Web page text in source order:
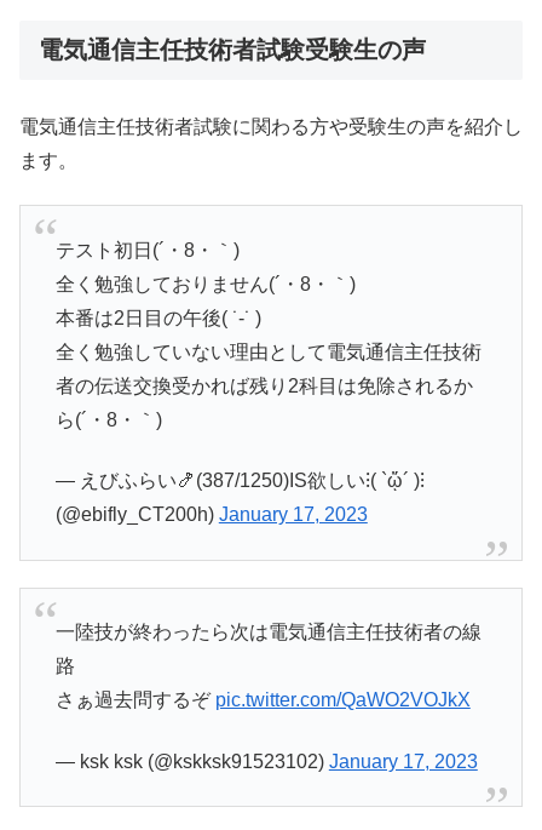
電気通信主任技術者試験受験生の声
電気通信主任技術者試験に関わる方や受験生の声を紹介し
ます。
テスト初日(´・8・｀)
全く勉強しておりません(´・8・｀)
本番は2日目の午後( ˙-˙ )
全く勉強していない理由として電気通信主任技術
者の伝送交換受かれば残り2科目は免除されるか
ら(´・8・｀)
— えびふらい🍤(387/1250)IS欲しい⁝( `ᾥ´ )⁝
(@ebifly_CT200h) January 17, 2023
一陸技が終わったら次は電気通信主任技術者の線
路
さぁ過去問するぞ pic.twitter.com/QaWO2VOJkX
— ksk ksk (@kskksk91523102) January 17, 2023